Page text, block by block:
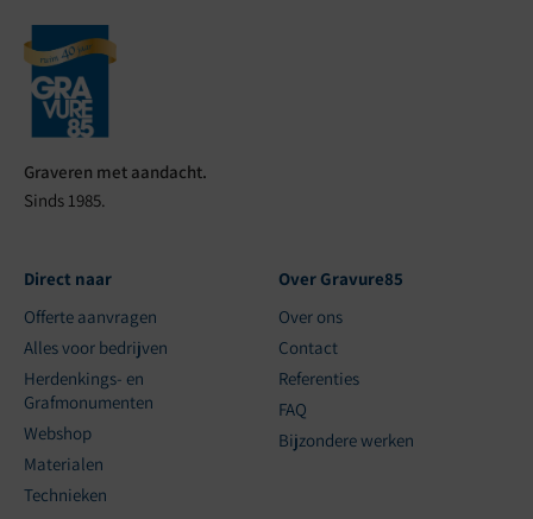
Graveren met aandacht.
Sinds 1985.
Direct naar
Offerte aanvragen
Alles voor bedrijven
Herdenkings- en
Grafmonumenten
Webshop
Materialen
Technieken
Over Gravure85
Over ons
Contact
Referenties
FAQ
Bijzondere werken